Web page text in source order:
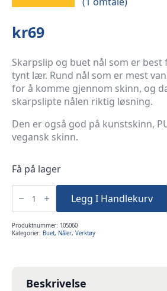
kr69
Skarpslip og buet nål som er best
tynt lær. Rund nål som er mest
for å komme gjennom skinn, og
skarpslipte nålen riktig løsning.
Den er også god på kunstskinn,
vegansk skinn.
Få på lager
Krumnål
Skarpslipt
for
antall
Legg I Handlekurv
Produktnummer: 105060
Kategorier: Buet, Nåler, Verktøy
Beskrivelse